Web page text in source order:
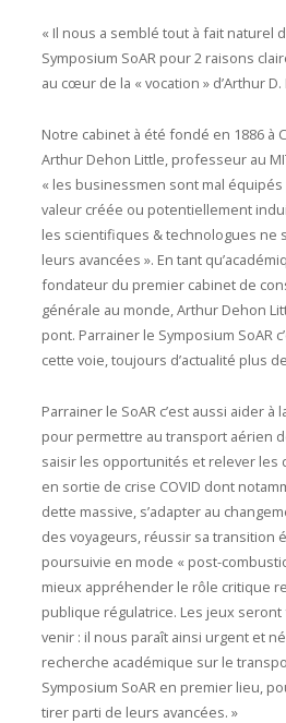
« Il nous a semblé tout à fait naturel
Symposium SoAR pour 2 raisons
au cœur de la « vocation » d’Arthur D.
Notre cabinet à été fondé en 1886 à
Arthur Dehon Little, professeur au
« les businessmen sont mal
valeur créée ou potentiellement
les scientifiques & technologues ne
leurs avancées ». En tant
fondateur du premier cabinet de
générale au monde, Arthur Dehon
pont. Parrainer le Symposium SoAR
cette voie, toujours d’actualité plus
Parrainer le SoAR c’est aussi aider
pour permettre au transport aérien
saisir les opportunités et relever les
en sortie de crise COVID dont
dette massive, s’adapter au
des voyageurs, réussir sa transition
poursuivie en mode « post-
mieux appréhender le rôle critique
publique régulatrice. Les jeux seront
venir : il nous paraît ainsi urgent et
recherche académique sur le
Symposium SoAR en premier lieu,
tirer parti de leurs avancées. »